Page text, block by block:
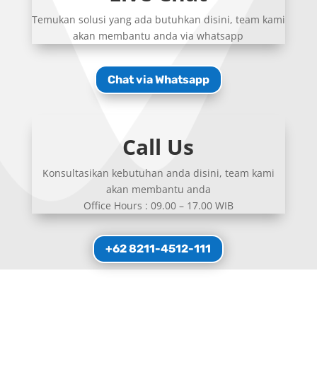
Temukan solusi yang ada butuhkan disini, team kami
akan membantu anda via whatsapp
Chat via Whatsapp
Call Us
Konsultasikan kebutuhan anda disini, team kami
akan membantu anda
Office Hours : 09.00 – 17.00 WIB
+62 8211-4512-111